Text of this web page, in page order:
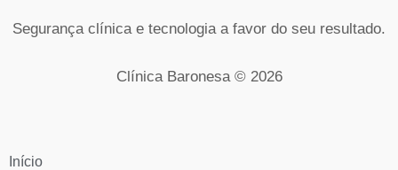
Segurança clínica e tecnologia a favor do seu resultado.
Clínica Baronesa © 2026
Início